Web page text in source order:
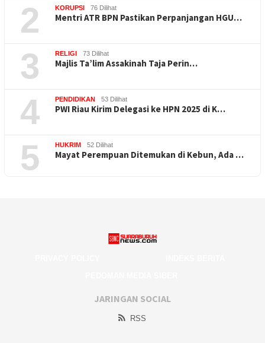
2 KORUPSI 76 Dilihat
Mentri ATR BPN Pastikan Perpanjangan HGU…
3 RELIGI 73 Dilihat
Majlis Ta’lim Assakinah Taja Perin…
4 PENDIDIKAN 53 Dilihat
PWI Riau Kirim Delegasi ke HPN 2025 di K…
5 HUKRIM 52 Dilihat
Mayat Perempuan Ditemukan di Kebun, Ada …
JARINGAN SOCIAL
RSS